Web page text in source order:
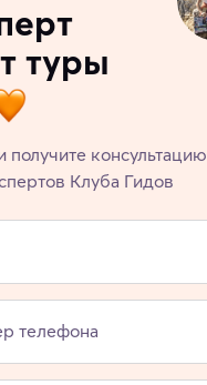
туры
получите консультацию
Клуба Гидов
телефона